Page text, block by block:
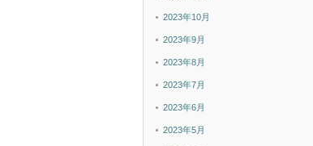
2023年10月
2023年9月
2023年8月
2023年7月
2023年6月
2023年5月